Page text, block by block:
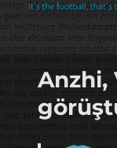
Anzhi,